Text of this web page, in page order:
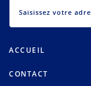
ACCUEIL
CONTACT